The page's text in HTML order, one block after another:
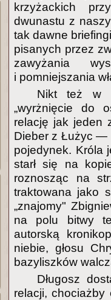
krzyżackich
dwunastu z
tak dawne
pisanych przez
zawyżania
i pomniejszania
Nikt też w
„wyrżnięcie do
relację jak jeden
Dieber z Łużyc —
pojedynek. Króla
starł się na
roznosząc na
traktowana jako
„znajomy"
na polu bitwy
autorską
niebie, głosu
bazyliszków
Długosz
relacji, chociażby